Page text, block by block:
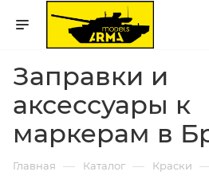
Заправки и
аксессуары к
маркерам в
Главная — Каталог — Краски